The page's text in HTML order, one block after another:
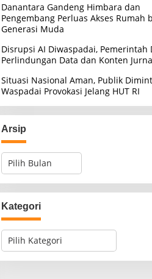
Danantara Gandeng Himbara dan
Pengembang Perluas Akses Rumah
Generasi Muda
Disrupsi AI Diwaspadai, Pemerintah
Perlindungan Data dan Konten
Situasi Nasional Aman, Publik
Waspadai Provokasi Jelang HUT RI
Arsip
A
i
pKategori
K